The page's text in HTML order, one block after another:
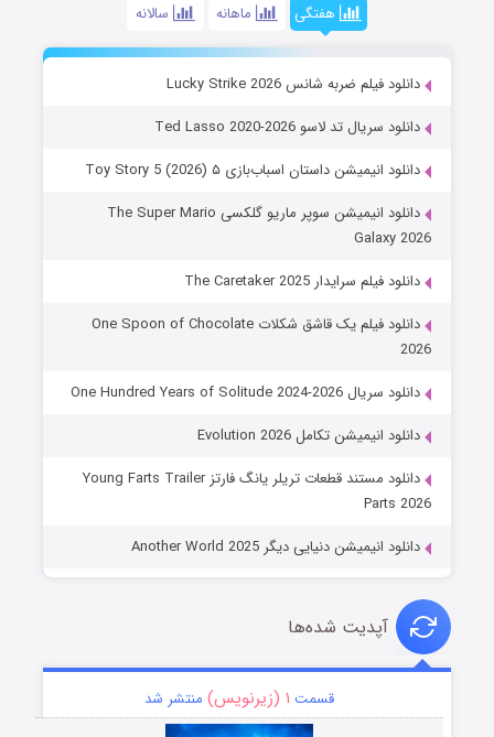
هفتگی ماهانه سالانه
دانلود فیلم ضربه شانس Lucky Strike 2026
دانلود سریال تد لاسو Ted Lasso 2020-2026
دانلود انیمیشن داستان اسباب‌بازی ۵ Toy Story 5 (2026)
دانلود انیمیشن سوپر ماریو گلکسی The Super Mario
Galaxy 2026
دانلود فیلم سرایدار The Caretaker 2025
دانلود فیلم یک قاشق شکلات One Spoon of Chocolate
2026
دانلود سریال One Hundred Years of Solitude 2024-2026
دانلود انیمیشن تکامل Evolution 2026
دانلود مستند قطعات تریلر یانگ فارتز Young Farts Trailer
Parts 2026
دانلود انیمیشن دنیایی دیگر Another World 2025
آپدیت شده‌ها
قسمت ۱ (زیرنویس) منتشر شد